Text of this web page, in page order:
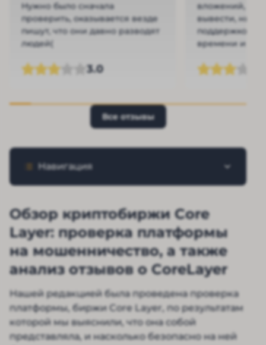
Нужно было сначала
проверить, оказывается везде
пишут, что они давно разводят
людей(
3.0
вложений, а
вывести, ни
поддержкой.
времени и
Все отзывы
Навигация
Обзор криптобиржи Core
Layer: проверка платформы
на мошенничество, а также
анализ отзывов о CoreLayer
Нашей редакцией была проведена проверка
платформы, биржи Core Layer, по результатам
которой мы выяснили, что она собой
представляла, и насколько безопасно на ней